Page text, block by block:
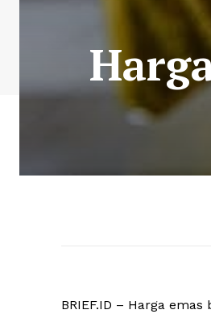
BRIEF.ID – Harga